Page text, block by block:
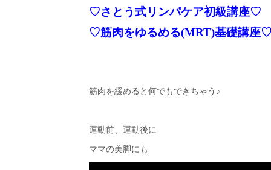
♡さとう式リンパケア初級講座♡
♡筋肉をゆるめる(MRT)基礎講座
筋肉を緩めると何でもできちゃう♪
運動前、運動後に
ママの美脚にも